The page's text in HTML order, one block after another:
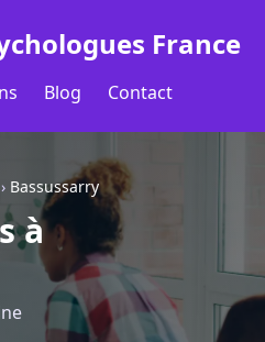
France
Blog Contact
› Bassussarry
à